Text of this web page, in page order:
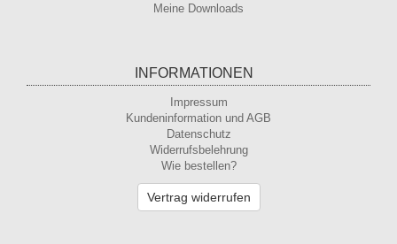
Meine Downloads
INFORMATIONEN
Impressum
Kundeninformation und AGB
Datenschutz
Widerrufsbelehrung
Wie bestellen?
Vertrag widerrufen